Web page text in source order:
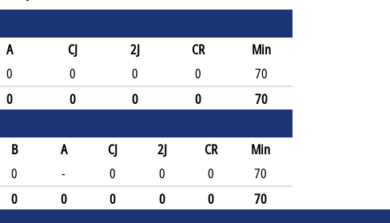
A CJ 2J CR
Min
0 0 0 0
70
0 0 0 0 70
B A CJ 2J CR
Min
0 - 0 0 0
70
0 0 0 0 0 70